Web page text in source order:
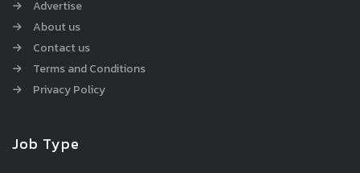
Advertise
About us
Contact us
Terms and Conditions
Privacy Policy
Job Type